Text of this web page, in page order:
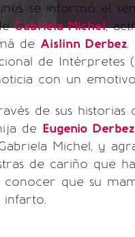
se informó el
Gabriela Michel,
de Aislinn Derbez.
de Intérpretes
con un
de sus historias
de Eugenio Derbez
Michel, y
de cariño que
conocer que su
infarto.